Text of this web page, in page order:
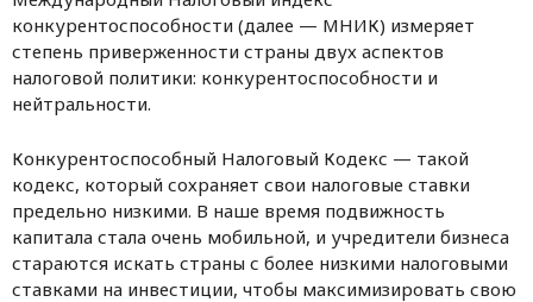
конкурентоспособности (далее — МНИК) измеряет
степень приверженности страны двух аспектов
налоговой политики: конкурентоспособности и
нейтральности.
Конкурентоспособный Налоговый Кодекс — такой
кодекс, который сохраняет свои налоговые ставки
предельно низкими. В наше время подвижность
капитала стала очень мобильной, и учредители бизнеса
стараются искать страны с более низкими налоговыми
ставками на инвестиции, чтобы максимизировать свою